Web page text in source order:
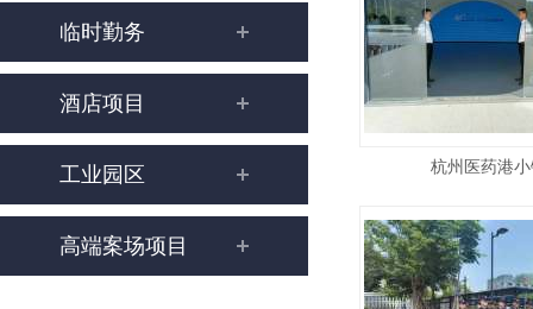
临时勤务
酒店项目
工业园区
高端案场项目
杭州医药港小